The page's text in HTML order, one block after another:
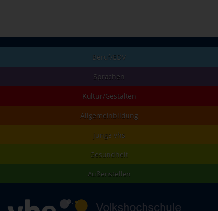
Beruf/EDV
Sprachen
Kultur/Gestalten
Allgemeinbildung
junge vhs
Gesundheit
Außenstellen